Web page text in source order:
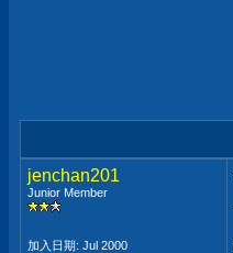
jenchan201
Junior Member
加入日期: Jul 2000